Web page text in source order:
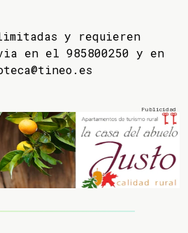
y requieren
en el 985800250 y en